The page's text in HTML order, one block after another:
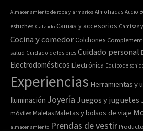
Almacenamiento de ropa y armarios Almohadas Audio
estuches Calzado Camas y accesorios Camisas
Cocina y comedor Colchones
salud Cuidado de los pies Cuidado personal
Electrodomésticos Electrónica Equipo de
Experiencias Herramientas y
Iluminación Joyería Juegos y juguetes
móviles MaletasMaletas y bolsos de viaje
almacenamiento Prendas de vestir